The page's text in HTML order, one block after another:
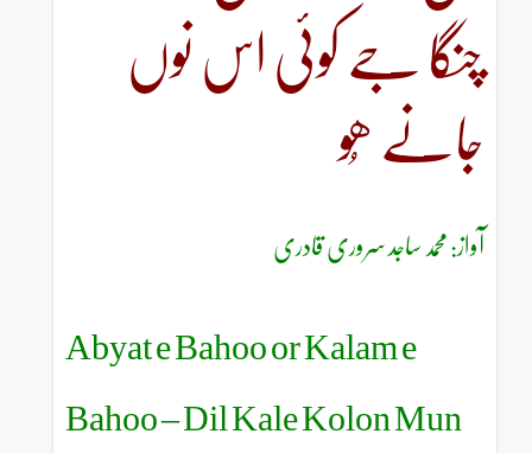
چنگا جے کوئی اس نوں
جانے ھُو
آواز: محمد ساجد سروری قادری
Abyat e Bahoo or Kalam e
Bahoo – Dil Kale Kolon Mun